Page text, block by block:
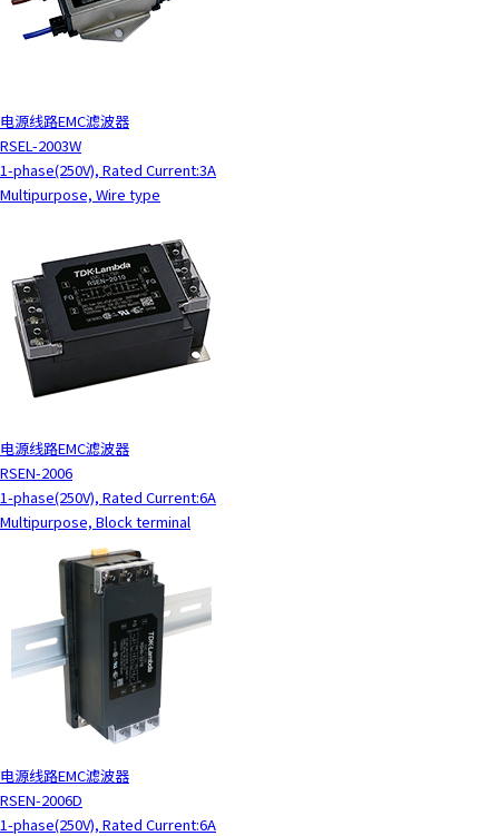
电源线路EMC滤波器
RSEL-2003W
1-phase(250V), Rated Current:3A
Multipurpose, Wire type
电源线路EMC滤波器
RSEN-2006
1-phase(250V), Rated Current:6A
Multipurpose, Block terminal
电源线路EMC滤波器
RSEN-2006D
1-phase(250V), Rated Current:6A